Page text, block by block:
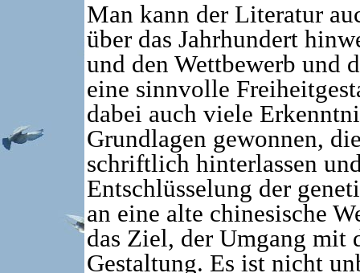
Man kann der Literatur
über das Jahrhundert
und den Wettbewerb und
eine sinnvolle
dabei auch viele
Grundlagen gewonnen,
schriftlich hinterlassen
Entschlüsselung der
an eine alte chinesische
das Ziel, der Umgang mit
Gestaltung. Es ist nicht